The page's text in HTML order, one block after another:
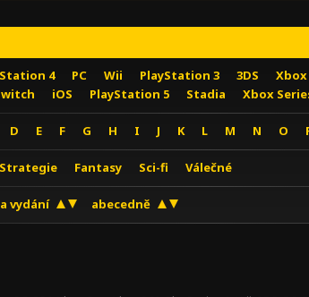
4 PC Wii PlayStation 3 3DS Xbox
iOS PlayStation 5 Stadia Xbox
D E F G H I J K L M N O
Strategie Fantasy Sci-fi Válečné
vydání abecedně